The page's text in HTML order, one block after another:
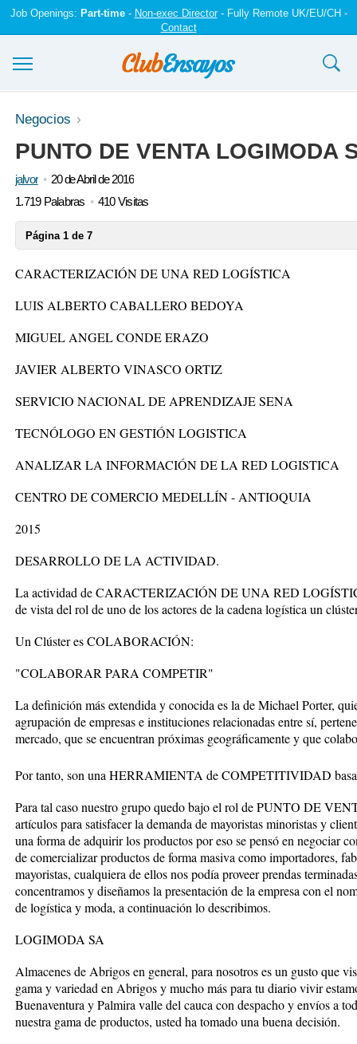
Job Openings: Part-time- Non-exec Director- Fully Remote UK/EU/CH -
Contact
Ensayos y trabajos
Registrarse
Iniciar sesión
Negocios
PUNTO DE VENTA LOGIMODA
jalvor
20 de Abril de 2016
1.719 Palabras
410 Visitas
Página 1 de 7
CARACTERIZACIÓN DE UNA RED LOGÍSTICA
LUIS ALBERTO CABALLERO BEDOYA
MIGUEL ANGEL CONDE ERAZO
JAVIER ALBERTO VINASCO ORTIZ
SERVICIO NACIONAL DE APRENDIZAJE SENA
TECNÓLOGO EN GESTIÓN LOGISTICA
ANALIZAR LA INFORMACIÓN DE LA RED LOGISTICA
CENTRO DE COMERCIO MEDELLÍN - ANTIOQUIA
2015
DESARROLLO DE LA ACTIVIDAD.
La actividad de CARACTERIZACIÓN DE UNA RED
de vista del rol de uno de los actores de la cadena logística un
Un Clúster es COLABORACIÓN:
"COLABORAR PARA COMPETIR"
La definición más extendida y conocida es la de Michael Porter,
agrupación de empresas e instituciones relacionadas entre sí,
mercado, que se encuentran próximas geográficamente y que
Por tanto, son una HERRAMIENTA de COMPETITIVIDAD
Para tal caso nuestro grupo quedo bajo el rol de PUNTO DE
artículos para satisfacer la demanda de mayoristas minoristas y
una forma de adquirir los productos por eso se pensó en negociar
de comercializar productos de forma masiva como importadores,
mayoristas, cualquiera de ellos nos podía proveer prendas
concentramos y diseñamos la presentación de la empresa con el
de logística y moda, a continuación lo describimos.
LOGIMODA SA
Almacenes de Abrigos en general, para nosotros es un gusto que
gama y variedad en Abrigos y mucho más para tu diario vivir
Buenaventura y Palmira valle del cauca con despacho y envíos a
nuestra gama de productos, usted ha tomado una buena decisión.